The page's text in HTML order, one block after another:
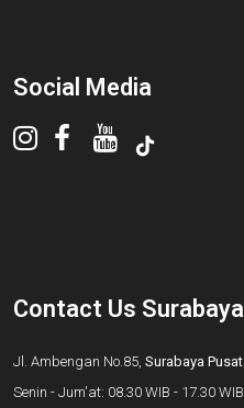
Social Media
Contact Us Surabaya
Jl. Ambengan No.85, Surabaya Pusat
Senin - Jum'at: 08.30 WIB - 17.30 WIB